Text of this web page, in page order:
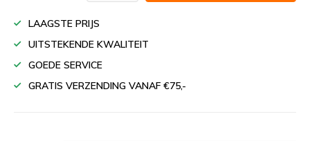
LAAGSTE PRIJS
UITSTEKENDE KWALITEIT
GOEDE SERVICE
GRATIS VERZENDING VANAF €75,-